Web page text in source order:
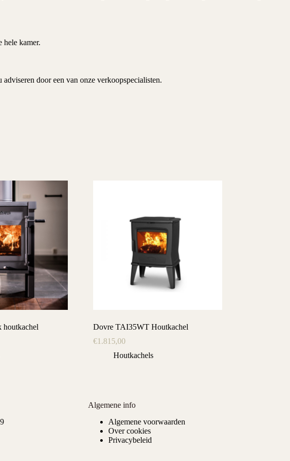
hele kamer.
door een van onze verkoopspecialisten.
houtkachel
Dovre TAI35WT Houtkachel
€1.815,00
Houtkachels
Algemene info
Algemene voorwaarden
Over cookies
Privacybeleid